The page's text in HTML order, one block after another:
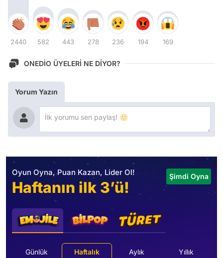
2440 582 443 278 236 194 169
ONEDİO ÜYELERİ NE DİYOR?
Yorum Yazın
Oyun Oyna, Puan Kazan, Lider Ol!
Haftanın ilk 3’ü!
Şimdi Oyna
Günlük Haftalık Aylık Yıllık